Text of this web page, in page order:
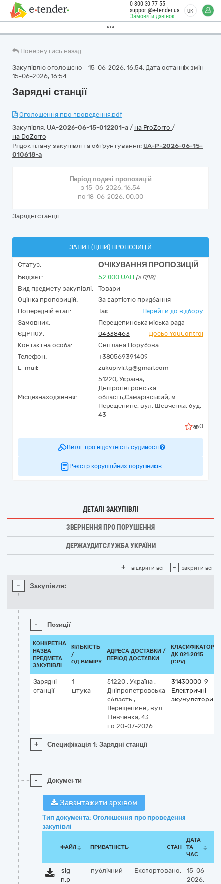
Замовити дзвінок
0 800 30 77 55
support@e-tender.ua
UK
Повернутись назад
Закупівлю оголошено - 15-06-2026, 16:54. Дата останніх змін -
15-06-2026, 16:54
Зарядні станції
Оголошення про проведення.pdf
Закупівля: UA-2026-06-15-012201-a / на ProZorro /
на DoZorro
Рядок плану закупівлі та обґрунтування: UA-P-2026-06-15-
010618-a
Період подачі пропозицій
з 15-06-2026, 16:54
по 18-06-2026, 00:00
Зарядні станції
ЗАПИТ (ЦІНИ) ПРОПОЗИЦІЙ
Статус: ОЧІКУВАННЯ ПРОПОЗИЦІЙ
Бюджет: 52 000 UAH (з ПДВ)
Вид предмету закупівлі:
Товари
Оцінка пропозицій:
За вартістю придбання
Попередній етап:
Так
Перейти до відбору
Замовник:
Перещепинська міська рада
ЄДРПОУ:
04338463
Досьє YouControl
Контактна особа:
Світлана Порубова
Телефон:
+380569391409
E-mail:
zakupivli.tg@gmail.com
Місцезнаходження:
51220, Україна,
Дніпропетровська
область,Самарівський, м.
Перещепине, вул. Шевченка, буд.
43
0
Витяг про відсутність судимості
Реєстр корупційних порушників
ДЕТАЛІ ЗАКУПІВЛІ
ЗВЕРНЕННЯ ПРО ПОРУШЕННЯ
ДЕРЖАУДИТСЛУЖБА УКРАЇНИ
+ відкрити всі - закрити всі
- Закупівля:
- Позиції
КОНКРЕТНА
НАЗВА
ПРЕДМЕТА
ЗАКУПІВЛІ
КІЛЬКІСТЬ
/
ОД.ВИМІРУ
АДРЕСА ДОСТАВКИ /
ПЕРІОД ДОСТАВКИ
КЛАСИФІКАТОР
ДК 021:2015
(CPV)
Зарядні
станції
1
штука
51220 , Україна ,
Дніпропетровська
область ,
Перещепине , вул.
Шевченка, 43
по 20-07-2026
31430000-9
Електричні
акумулятори
+ Специфікація 1: Зарядні станції
- Документи
Завантажити архівом
Тип документа: Оголошення про проведення
закупівлі
ФАЙЛ ПРИВАТНІСТЬ СТАН
ДАТА
ТА
ЧАС
sig
n.p
публічний Експортовано:
15-06-
2026,